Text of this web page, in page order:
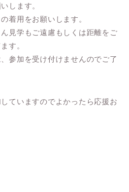
します。
着用をお願いします。
見学もご遠慮もしくは距離をご
す。
参加を受け付けませんのでご了
ていますのでよかったら応援お